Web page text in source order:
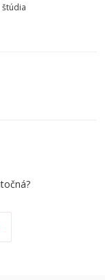
štúdia